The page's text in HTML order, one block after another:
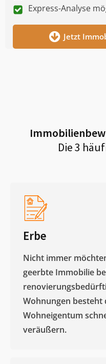
Express-Analyse
Jetzt
Die 3
Erbe
Nicht immer
geerbte Immobilie
Wohnungen besteht
Wohneigentum
veräußern. ​